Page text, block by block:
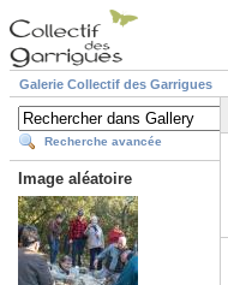
Galerie Collectif des Garrigues
Recherche avancée
Image aléatoire